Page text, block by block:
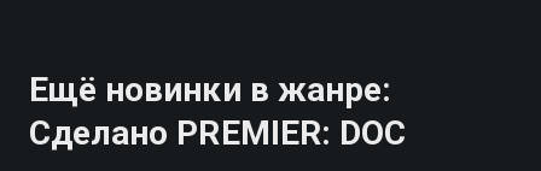
Ещё новинки в жанре:
Сделано PREMIER: DOC